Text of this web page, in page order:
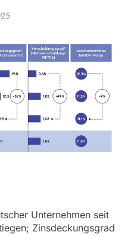
Unternehmen seit
Zinsdeckungsgrad